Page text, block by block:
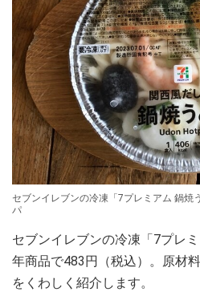
セブンイレブンの冷凍「7プレミアム 鍋焼
パ
セブンイレブンの冷凍「7プレ
年商品で483円（税込）。原材
をくわしく紹介します。